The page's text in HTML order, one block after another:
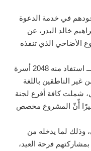
في خدمة الدعوة
خالد البدر، عن
الأضاحي الذي تنفذه
وقال البدر، إن مشروع هذا العام 1443 هـــ استفاد منه 2048 أسرة
غير الناطقين باللغة
شملت كافة أفرع لجنة
أّنّ المشروع مخصص
وذلك لما يدخله من
فرحة العيد،